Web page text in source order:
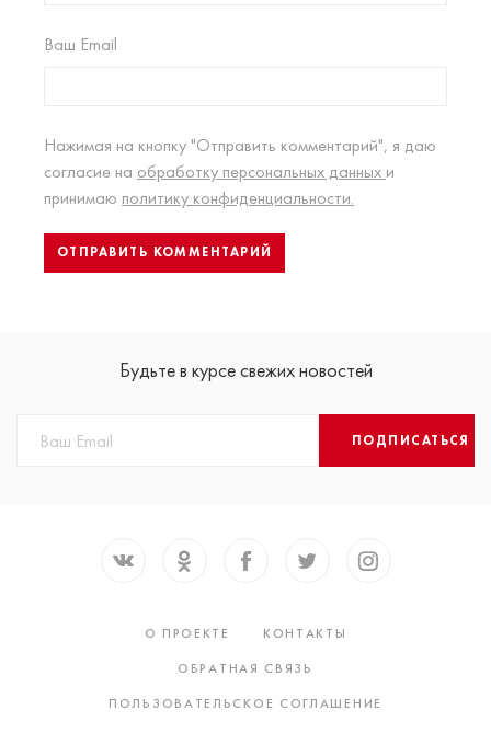
Ваш Email
Нажимая на кнопку "Отправить комментарий", я даю
согласие на обработку персональных данных и
принимаю политику конфиденциальности.
Будьте в курсе свежих новостей
ПОДПИСАТЬСЯ
О ПРОЕКТЕ
КОНТАКТЫ
ОБРАТНАЯ СВЯЗЬ
ПОЛЬЗОВАТЕЛЬСКОЕ СОГЛАШЕНИЕ